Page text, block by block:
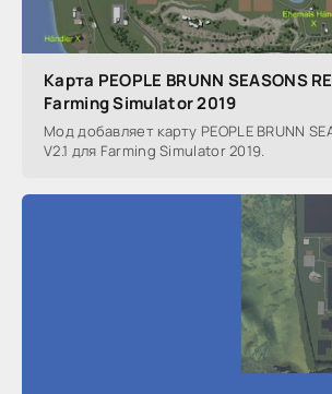
Карта PEOPLE BRUNN SEASONS
Farming Simulator 2019
Мод добавляет карту PEOPLE BRUNN
V2.1 для Farming Simulator 2019.